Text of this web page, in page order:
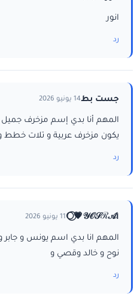
انور
رد
جست بط14 يونيو 2026
المهم أنا بدي إسم مزخرف
يكون مزخرف عربية و تلات خطط
رد
ا𝒴𝒪𝒮ℛ𝒜💗⃝🌕 11 يونيو 2026
المهم انا بدي اسم يونس و
نوح و خالد وقصي و
رد